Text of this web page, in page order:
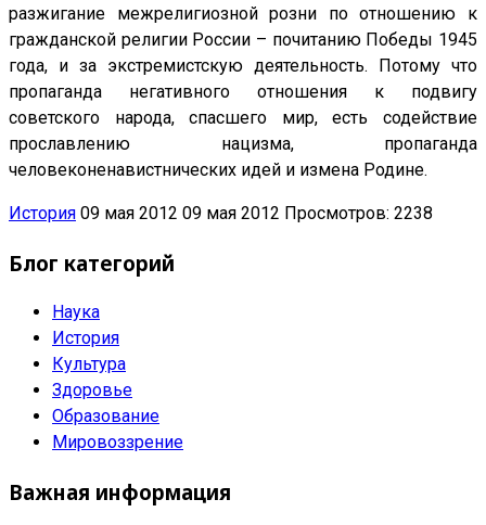
разжигание межрелигиозной розни по отношению к
гражданской религии России – почитанию Победы 1945
года, и за экстремистскую деятельность. Потому что
пропаганда негативного отношения к подвигу
советского народа, спасшего мир, есть содействие
прославлению нацизма, пропаганда
человеконенавистнических идей и измена Родине.
История 09 мая 2012 09 мая 2012 Просмотров: 2238
Блог категорий
Наука
История
Культура
Здоровье
Образование
Мировоззрение
Важная информация